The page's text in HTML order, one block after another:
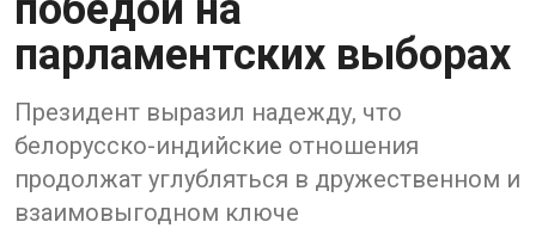
парламентских выборах
Президент выразил надежду, что
белорусско-индийские отношения
продолжат углубляться в дружественном и
взаимовыгодном ключе